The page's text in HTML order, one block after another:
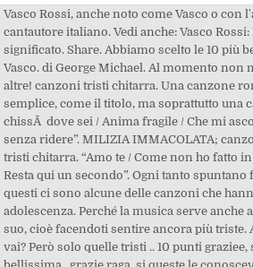
Vasco Rossi, anche noto come Vasco o con l'appellativo Il Blasco , è un cantautore italiano. Vedi anche: Vasco Rossi: Liberiâ¦ liberi â Testo e significato. Share. Abbiamo scelto le 10 più belle canzoni d'amore di Vasco. di George Michael. Al momento non me ne viene in mente altre! canzoni tristi chitarra. Una canzone romantica, una canzone semplice, come il titolo, ma soprattutto una canzone d’amore. “E tu, chissÃ dove sei / Anima fragile / Che mi ascoltavi immobile / Ma senza ridere”. MILIZIA IMMACOLATA; canzoni tristi chitarra; canzoni tristi chitarra. “Amo te / Come non ho fatto in fondo / Con nessuna / Resta qui un secondo”. Ogni tanto spuntano fuori piccoli ricordi e tra questi ci sono alcune delle canzoni che hanno segnato la nostra adolescenza. Perché la musica serve anche a consolare, ma a modo suo, cioè facendoti sentire ancora più triste. Avrai - Baglioni. “Ma dove vai? Però solo quelle tristi .. 10 punti graziee, si e la conoscevo gia è bellissima...grazie raga, si queste le conoscevo già..cmq grz alessia lo stesso, un senso - e... - sally - gli angeli...ecco qst sn le + tristi, http://www.youtube.com/watch?v=2HD95Lrz09g, http://www.youtube.com/watch?v=ygYXkaHbbx8, http://www.youtube.com/watch?v=mLTbkUBLJUI, http://www.youtube.com/watch?v=oRg-6xArtIY, http://www.youtube.com/watch?v=0dcPV3yuMGY. Beata chiunque si sia meritata una dedica cosÃ¬ bella, in questa bellissima canzone d’amore di Vasco tratta dall’album “Il mondo che vorrei”. Oppure, se avete qualcosa da farvi perdonare, piccolo o grande che sia, copiate il link di questo articolo e inviatelo alla persona a cui volete â¦ Le canzoni tristi sono più belle di quelle allegre, più o meno tutti gli amanti della musica lo pensano. Solo per te - Articolo 31. “Sei un’inguaribile romantica / un po’ isterica, perÃ² simpatica / certo unica”. “Ogni volta che viene giorno / Ogni volta che ritorno / Ogni volta che cammino e / Mi sembra di averti vicino”. Questa famosissima canzone ha una precisa storia personale dietro: la giovanissima Gabri Ã¨ diventata la madre di suo figlio. Per tale ragione a seguire troverete tutta una serie di frasi prese dai più bei testi delle sue canzoni per riuscire ad avere così â¦ Vasco Rossi, le migliori citazioni delle canzoni di colui che senza dubbio è uno di quei maestri da poter essere considerato come fautore di testi che riescono ad entrare nellâIo più profondo di chi li ascolta. La canzone dellâamore finito per antonomasia: un sacco di tristezza che si intreccia alla vaga speranza di ritrovarsi un giorno, forse. La vostra canzone preferita a chi vi fa pensare. E dopo il nostro current mood decisamente malinconico, non potevamo non condividere con voi 10 canzoni tristi italiane e 10 canzoni tristi in inglese estrapolate dal nostro vecchio mp3. Altre domande? Vasco Rossi: le 10 canzoni d’amore piÃ¹ belle, Vasco Rossi, le canzoni piÃ¹ belle e famose, Vasco Rossi 2020: i concerti, le date, i biglietti, Le frasi piÃ¹ belle di Vasco dalle sue canzoni, Fabrizio De AndrÃ¨, le canzoni d’amore piÃ¹ belle, Vasco Rossi: Liberiâ¦ liberi â Testo e significato. Un manuale di self-help con tanto di test finale Sol Sol Adesso che mi sento grande, dovrei un po' riposare Sol Ma disfo le valigie, vorrei ripartire Sol E allora dormo ancora meno, faccio a gara col mattino Sol Come fossi un quindicenne alla sua prima sbronza Sim Chissà lassù Do Nella mia testa Sol Re Che cosa hai visto per non credermi un â¦ Nasce una nuova canzone, tratta da uno dei piÃ¹ amati album del rocker di Zocca, ovvero “Bollicine”. Canzone dedicata alla morte del padre, resta una canzone d’amore. Why 'Crocodile Dundee' star, 81, came out of retirement. Oltretutto, come abbiamo appena visto – e forse anche ascoltato – in queste lista delle sue 10 canzoni romantiche piÃ¹ belle, non Ã¨ vero, come spesso si dice, che il vero Vasco Ã¨ solo quello degli anni ’80. Dall’album “Colpa d’Alfredo”. Come tu mi vuoi - Sonohra. In questo le canzoni del rocker si discostano dalle piÃ¹ diffuse canzoni romantiche italiane, dove quasi sempre la canzone d’amore rappresenta una vera e propria dichiarazione d’amore, o una nostalgia per una relazione finita. Vasco Rossi. Come dimostra questa canzone. Leggi il testo E gia' di Vasco Rossi tratto dall'album Intrumental Hits 2011. Tweet. Sebbene possa sembrare masochista, ascoltare canzoni tristi è in realtà una buona abitudine. Fai una domanda e ottieni le risposte che cerchi. 21-year-old arrested in Nashville nurse slaying: Police. Fast Animals And Slow Kids. Per questo ho deciso di creare questa piccola playlist: 20 canzoni, 10 italiane e 10 straniere, per chiedere scusa. Discover more posts about frasi-vasco. UNA SI INTITOLA (E)...QST è IL TITOLO DELLA CANZONE... Al momento non me ne viene in mente altre!! brani spotify versione live dove si sente il pubbico? Vasco la incontra di nuovo e i due hanno un breve dialogo. I grandi autori di canzoni d’amore della musica italiana (De Gregori, Cocciante, Eros Ramazzotti, Lucio Battisti e via dicendo) hanno quasi sempre frequentato piÃ¹ il territorio del pop che del rock. Ma anche negli anni 2000 e in tempi piÃ¹ recenti ha scritto bellissime canzoni d’amore e non (come la recente “La veritÃ ” tanto per fare un esempio”, dimostrando di non aver perso la vena creativa con l’etÃ . 10 CANZONI ITALIANE DA DEDICARE A UNA PERSONA SCOMPARSA. Aspettando il sole - Neffa. 15 canzoni tristi per cuori infranti: la playlist. tabs chords lyrics. Estate 2012. Ho sentito da poco: in uno stupido hotel . Buon ascolto! Angolo Testi è la più grande raccolta di testi musicali italiani e stranieri. Fate una classifica dei vostri generi musicali? / Ti prendo e ti porto via”. 1 canzone abbastanza triste è senorita di vasco. Partiamo da Claudio Baglioni, un cantante che spesso ha provato a descrivere lâesistenza con toni ricchi di speranza. E canzone preferita? Una canzone che non ha bisogno di presentazioni. ... La regina delle canzoni tristi per gli amori finiti. “Vuoi che lo canti in una splendida canzone / CosÃ¬ la sentirai cantare da milioni di persone / Non vivo senza te”. Esistono, infatti, tanti tipo di amore, non tutti sono rose e fiori, ci sono gli amori tristi, gli amori non condivisi e